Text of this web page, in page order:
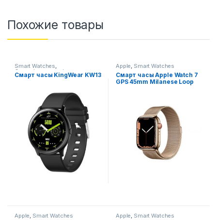
Похожие товары
Smart Watches,
Смартфоны,телефоны,
гаджеты, аксессуары
Смарт часы KingWear KW13
Apple, Smart Watches
Смарт часы Apple Watch 7
GPS 45mm Milanese Loop
Apple, Smart Watches Apple, Smart Watches